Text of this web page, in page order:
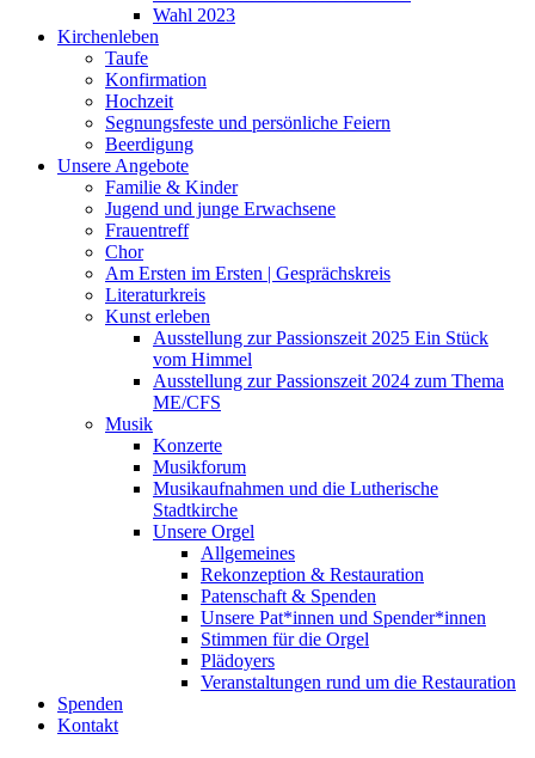
Wahl 2023
Kirchenleben
Taufe
Konfirmation
Hochzeit
Segnungsfeste und persönliche Feiern
Beerdigung
Unsere Angebote
Familie & Kinder
Jugend und junge Erwachsene
Frauentreff
Chor
Am Ersten im Ersten | Gesprächskreis
Literaturkreis
Kunst erleben
Ausstellung zur Passionszeit 2025 Ein Stück
vom Himmel
Ausstellung zur Passionszeit 2024 zum Thema
ME/CFS
Musik
Konzerte
Musikforum
Musikaufnahmen und die Lutherische
Stadtkirche
Unsere Orgel
Allgemeines
Rekonzeption & Restauration
Patenschaft & Spenden
Unsere Pat*innen und Spender*innen
Stimmen für die Orgel
Plädoyers
Veranstaltungen rund um die Restauration
Spenden
Kontakt